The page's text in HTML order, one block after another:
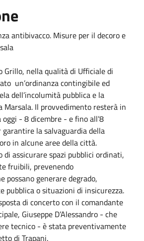
antibivacco. Misure per il decoro e
Grillo, nella qualità di Ufficiale di
un’ordinanza contingibile ed
dell’incolumità pubblica e la
Marsala. Il provvedimento resterà in
- 8 dicembre - e fino all’8
la salvaguardia della
in alcune aree della città.
di assicurare spazi pubblici ordinati,
fruibili, prevenendo
possano generare degrado,
pubblica o situazioni di insicurezza.
di concerto con il comandante
Giuseppe D’Alessandro - che
tecnico - è stata preventivamente
di Trapani.